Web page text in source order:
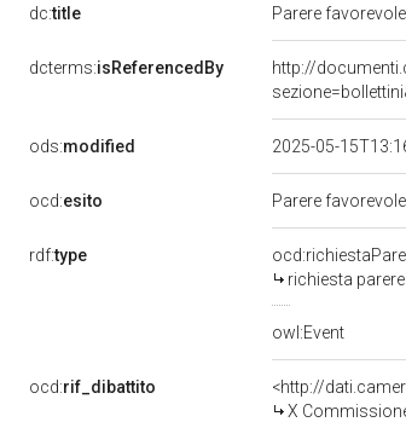
dc:title Parere
dcterms:isReferencedBy
http://
ods:modified 2025-05-
ocd:esito Parere favorevole
rdf:type
richiesta parere
owl:Event
ocd:rif_dibattito
<http://
X